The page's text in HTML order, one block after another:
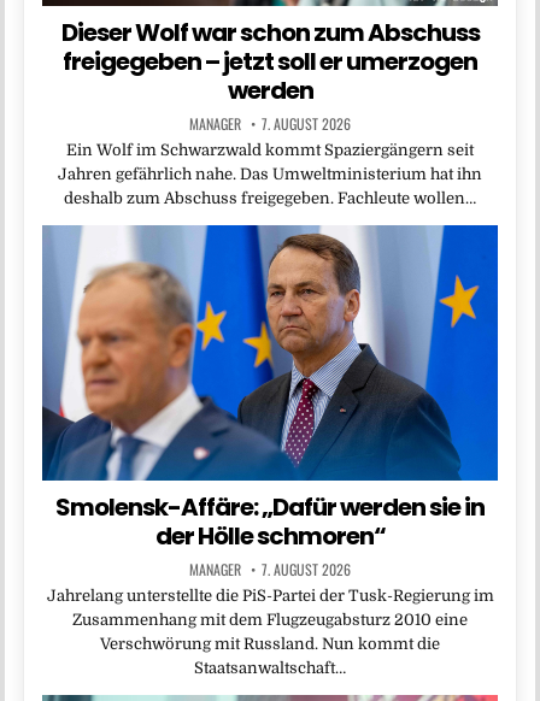
Dieser Wolf war schon zum Abschuss
freigegeben – jetzt soll er umerzogen
werden
MANAGER 7. AUGUST 2026
Ein Wolf im Schwarzwald kommt Spaziergängern seit
Jahren gefährlich nahe. Das Umweltministerium hat ihn
deshalb zum Abschuss freigegeben. Fachleute wollen…
Smolensk-Affäre: „Dafür werden sie in
der Hölle schmoren“
MANAGER 7. AUGUST 2026
Jahrelang unterstellte die PiS-Partei der Tusk-Regierung im
Zusammenhang mit dem Flugzeugabsturz 2010 eine
Verschwörung mit Russland. Nun kommt die
Staatsanwaltschaft…